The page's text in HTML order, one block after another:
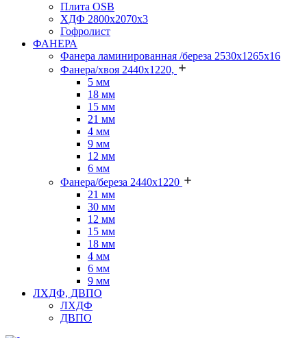
Плита OSB
ХДФ 2800х2070х3
Гофролист
ФАНЕРА
Фанера ламинированная /береза 2530х1265х16
Фанера/хвоя 2440х1220,
5 мм
18 мм
15 мм
21 мм
4 мм
9 мм
12 мм
6 мм
Фанера/береза 2440х1220
21 мм
30 мм
12 мм
15 мм
18 мм
4 мм
6 мм
9 мм
ЛХДФ, ДВПО
ЛХДФ
ДВПО